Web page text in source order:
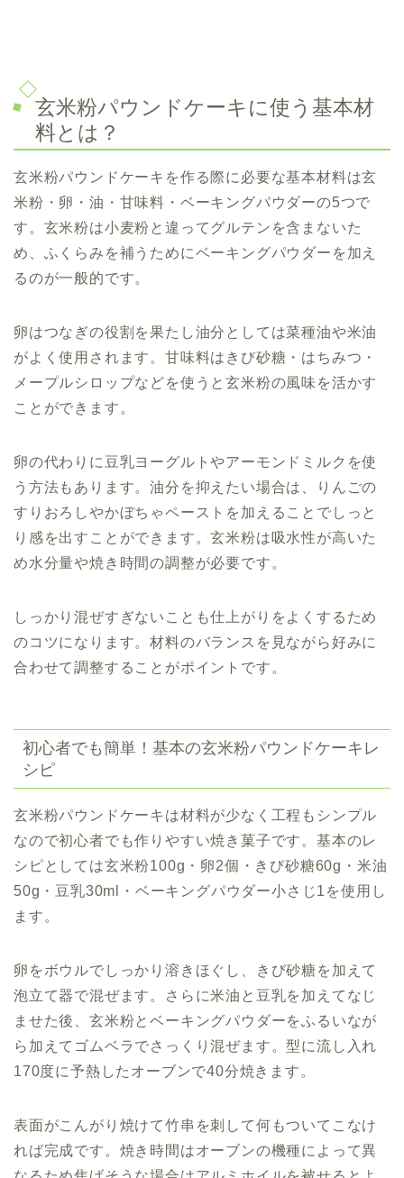
玄米粉パウンドケーキに使う基本材
料とは？
玄米粉パウンドケーキを作る際に必要な基本材料は玄
米粉・卵・油・甘味料・ベーキングパウダーの5つで
す。玄米粉は小麦粉と違ってグルテンを含まないた
め、ふくらみを補うためにベーキングパウダーを加え
るのが一般的です。
卵はつなぎの役割を果たし油分としては菜種油や米油
がよく使用されます。甘味料はきび砂糖・はちみつ・
メープルシロップなどを使うと玄米粉の風味を活かす
ことができます。
卵の代わりに豆乳ヨーグルトやアーモンドミルクを使
う方法もあります。油分を抑えたい場合は、りんごの
すりおろしやかぼちゃペーストを加えることでしっと
り感を出すことができます。玄米粉は吸水性が高いた
め水分量や焼き時間の調整が必要です。
しっかり混ぜすぎないことも仕上がりをよくするため
のコツになります。材料のバランスを見ながら好みに
合わせて調整することがポイントです。
初心者でも簡単！基本の玄米粉パウンドケーキレ
シピ
玄米粉パウンドケーキは材料が少なく工程もシンプル
なので初心者でも作りやすい焼き菓子です。基本のレ
シピとしては玄米粉100g・卵2個・きび砂糖60g・米油
50g・豆乳30ml・ベーキングパウダー小さじ1を使用し
ます。
卵をボウルでしっかり溶きほぐし、きび砂糖を加えて
泡立て器で混ぜます。さらに米油と豆乳を加えてなじ
ませた後、玄米粉とベーキングパウダーをふるいなが
ら加えてゴムベラでさっくり混ぜます。型に流し入れ
170度に予熱したオーブンで40分焼きます。
表面がこんがり焼けて竹串を刺して何もついてこなけ
れば完成です。焼き時間はオーブンの機種によって異